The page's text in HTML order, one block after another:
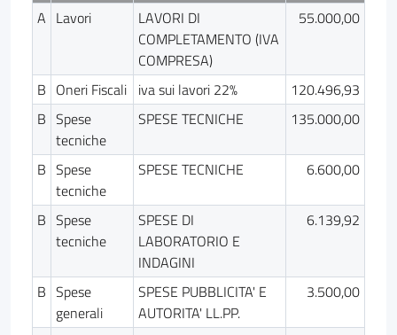
A Lavori
LAVORI DI
COMPLETAMENTO (IVA
COMPRESA)
55.000,00
B Oneri Fiscali iva sui lavori 22%
120.496,93
B Spese
tecniche
SPESE TECNICHE 135.000,00
B Spese
tecniche
SPESE TECNICHE 6.600,00
B Spese
tecniche
SPESE DI
LABORATORIO E
INDAGINI
6.139,92
B Spese
generali
SPESE PUBBLICITA' E
AUTORITA' LL.PP.
3.500,00